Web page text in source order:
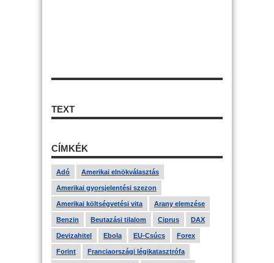
TEXT
CÍMKÉK
Adó Amerikai elnökválasztás
Amerikai gyorsjelentési szezon
Amerikai költségvetési vita Arany elemzése
Benzin Beutazási tilalom Ciprus DAX
Devizahitel Ebola EU-Csúcs Forex
Forint Franciaországi légikatasztrófa